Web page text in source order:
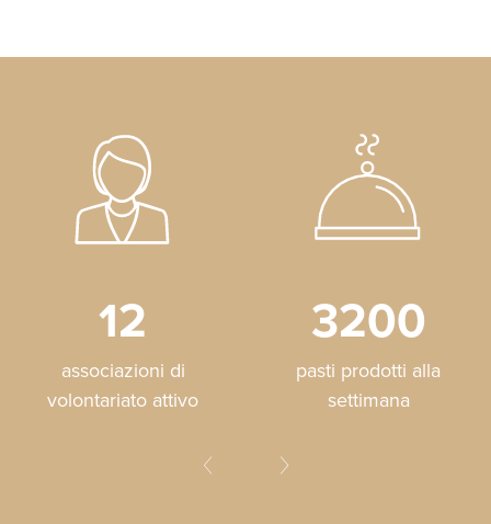
12
associazioni di
volontariato attivo
3200
pasti prodotti alla
settimana